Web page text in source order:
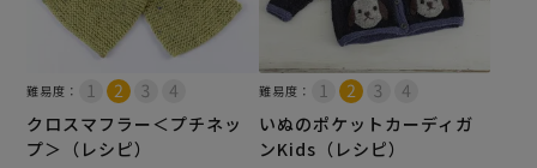
難易度：
クロスマフラー＜プチネッ
プ＞（レシピ）
難易度：
いぬのポケットカーディガ
ンKids（レシピ）